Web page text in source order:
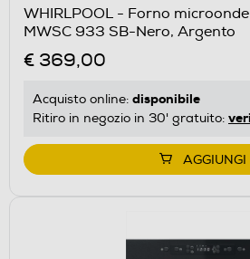
WHIRLPOOL - Forno microonde
MWSC 933 SB-Nero, Argento
€ 369,00
Acquisto online: disponibile
Ritiro in negozio in 30' gratuito:
AGGIUNGI